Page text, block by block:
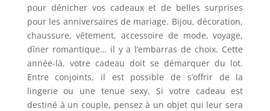
pour dénicher vos cadeaux et de belles surprises
pour les anniversaires de mariage. Bijou, décoration,
chaussure, vêtement, accessoire de mode, voyage,
dîner romantique… il y a l’embarras de choix. Cette
année-là, votre cadeau doit se démarquer du lot.
Entre conjoints, il est possible de s’offrir de la
lingerie ou une tenue sexy. Si votre cadeau est
destiné à un couple, pensez à un objet qui leur sera